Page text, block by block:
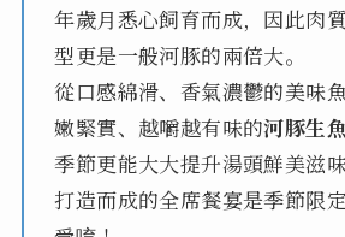
年歲月悉心飼育而成，因此肉
型更是一般河豚的兩倍大。
從口感綿滑、香氣濃鬱的美味
嫩緊實、越嚼越有味的河豚生
季節更能大大提升湯頭鮮美滋
打造而成的全席餐宴是季節限